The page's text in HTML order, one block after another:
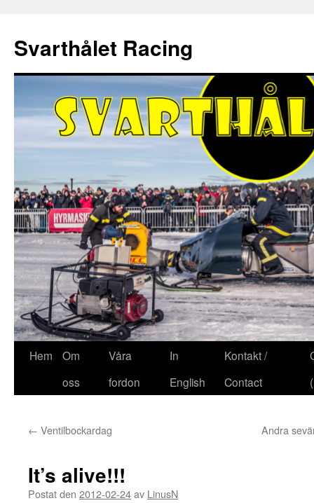
innehåll
Svarthålet Racing
Hem
Om
oss
Våra
fordon
In
English
Kontakt /
Contact
← Ventilbockardag Andra
It’s alive!!!
Postat den 2012-02-24av LinusN